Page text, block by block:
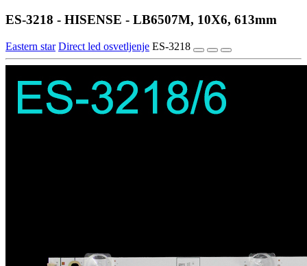
ES-3218 - HISENSE - LB6507M, 10X6, 613mm
Eastern star Direct led osvetljenje ES-3218